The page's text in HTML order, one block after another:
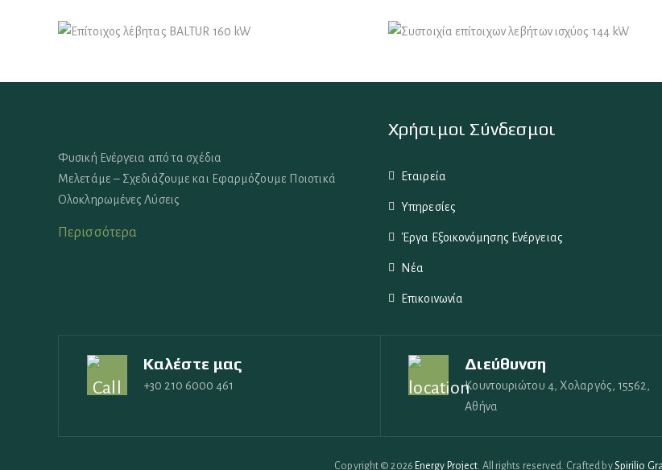
Φυσική Ενέργεια από τα σχέδια
Μελετάμε – Σχεδιάζουμε και Εφαρμόζουμε Ποιοτικά
Ολοκληρωμένες Λύσεις
Περισσότερα
Χρήσιμοι Σύνδεσμοι
Εταιρεία
Υπηρεσίες
Έργα Εξοικονόμησης Ενέργειας
Νέα
Επικοινωνία
Καλέστε μας
+30 210 6000 461
Διεύθυνση
Κουντουριώτου 4, Χολαργός, 15562,
Αθήνα
Copyright © 2026 Energy Project . All rights reserved. Crafted bySpirilio